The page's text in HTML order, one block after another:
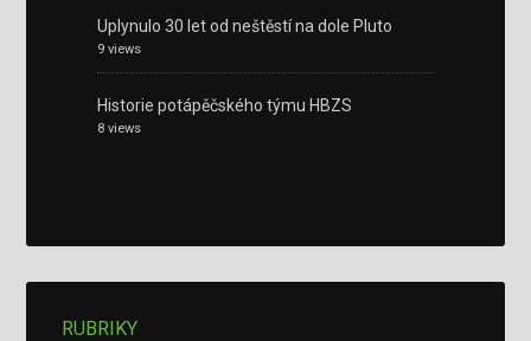
Uplynulo 30 let od neštěstí na dole Pluto
9 views
Historie potápěčského týmu HBZS
8 views
RUBRIKY